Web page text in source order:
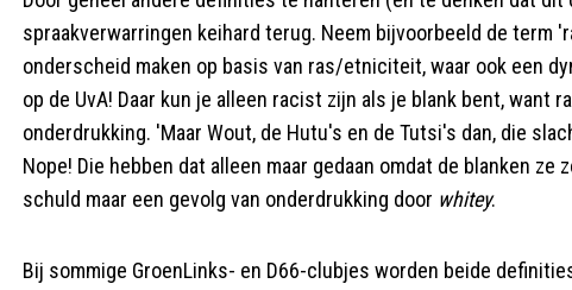
spraakverwarringen keihard terug. Neem bijvoorbeeld de term
onderscheid maken op basis van ras/etniciteit, waar ook een
op de UvA! Daar kun je alleen racist zijn als je blank bent,
onderdrukking. 'Maar Wout, de Hutu's en de Tutsi's dan, die
Nope! Die hebben dat alleen maar gedaan omdat de blanken
schuld maar een gevolg van onderdrukking door whitey.
Bij sommige GroenLinks- en D66-clubjes worden beide